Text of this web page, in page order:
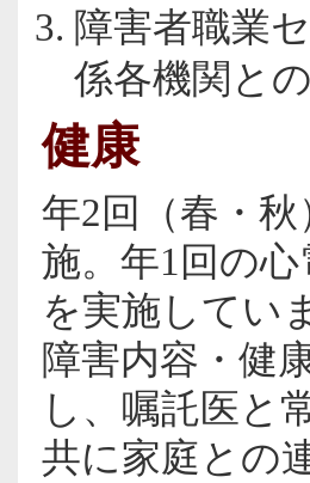
障害者職業
係各機関と
健康
年2回（春・
施。年1回の
を実施してい
障害内容・健
し、嘱託医と
共に家庭との